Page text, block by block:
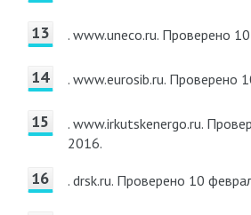
. www.uneco.ru. Проверено
. www.eurosib.ru. Проверено
. www.irkutskenergo.ru.
2016.
. drsk.ru. Проверено 10